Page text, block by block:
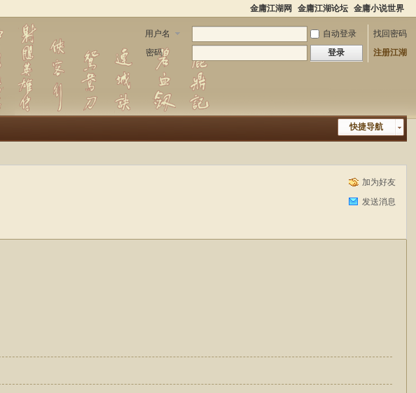
金庸江湖网 金庸江湖论坛 金庸小说世界
用户名 自动登录
找回密码
密码
登录 注册江湖
快捷导航
加为好友
发送消息